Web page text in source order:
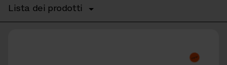
Lista dei prodotti